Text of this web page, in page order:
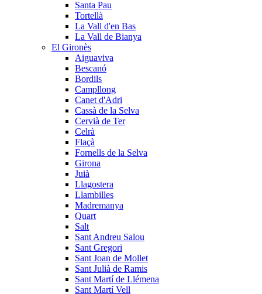
Santa Pau
Tortellà
La Vall d'en Bas
La Vall de Bianya
El Gironès
Aiguaviva
Bescanó
Bordils
Campllong
Canet d'Adri
Cassà de la Selva
Cervià de Ter
Celrà
Flaçà
Fornells de la Selva
Girona
Juià
Llagostera
Llambilles
Madremanya
Quart
Salt
Sant Andreu Salou
Sant Gregori
Sant Joan de Mollet
Sant Julià de Ramis
Sant Martí de Llémena
Sant Martí Vell